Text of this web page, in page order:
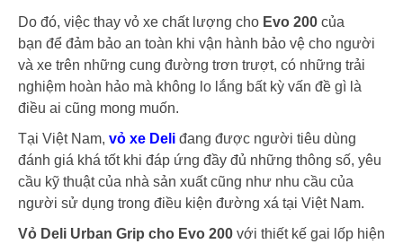
Do đó, việc thay vỏ xe chất lượng cho Evo 200 của
bạn để đảm bảo an toàn khi vận hành bảo vệ cho người
và xe trên những cung đường trơn trượt, có những trải
nghiệm hoàn hảo mà không lo lắng bất kỳ vấn đề gì là
điều ai cũng mong muốn.
Tại Việt Nam, vỏ xe Deli đang được người tiêu dùng
đánh giá khá tốt khi đáp ứng đầy đủ những thông số, yêu
cầu kỹ thuật của nhà sản xuất cũng như nhu cầu của
người sử dụng trong điều kiện đường xá tại Việt Nam.
Vỏ Deli Urban Grip cho Evo 200 với thiết kế gai lốp hiện